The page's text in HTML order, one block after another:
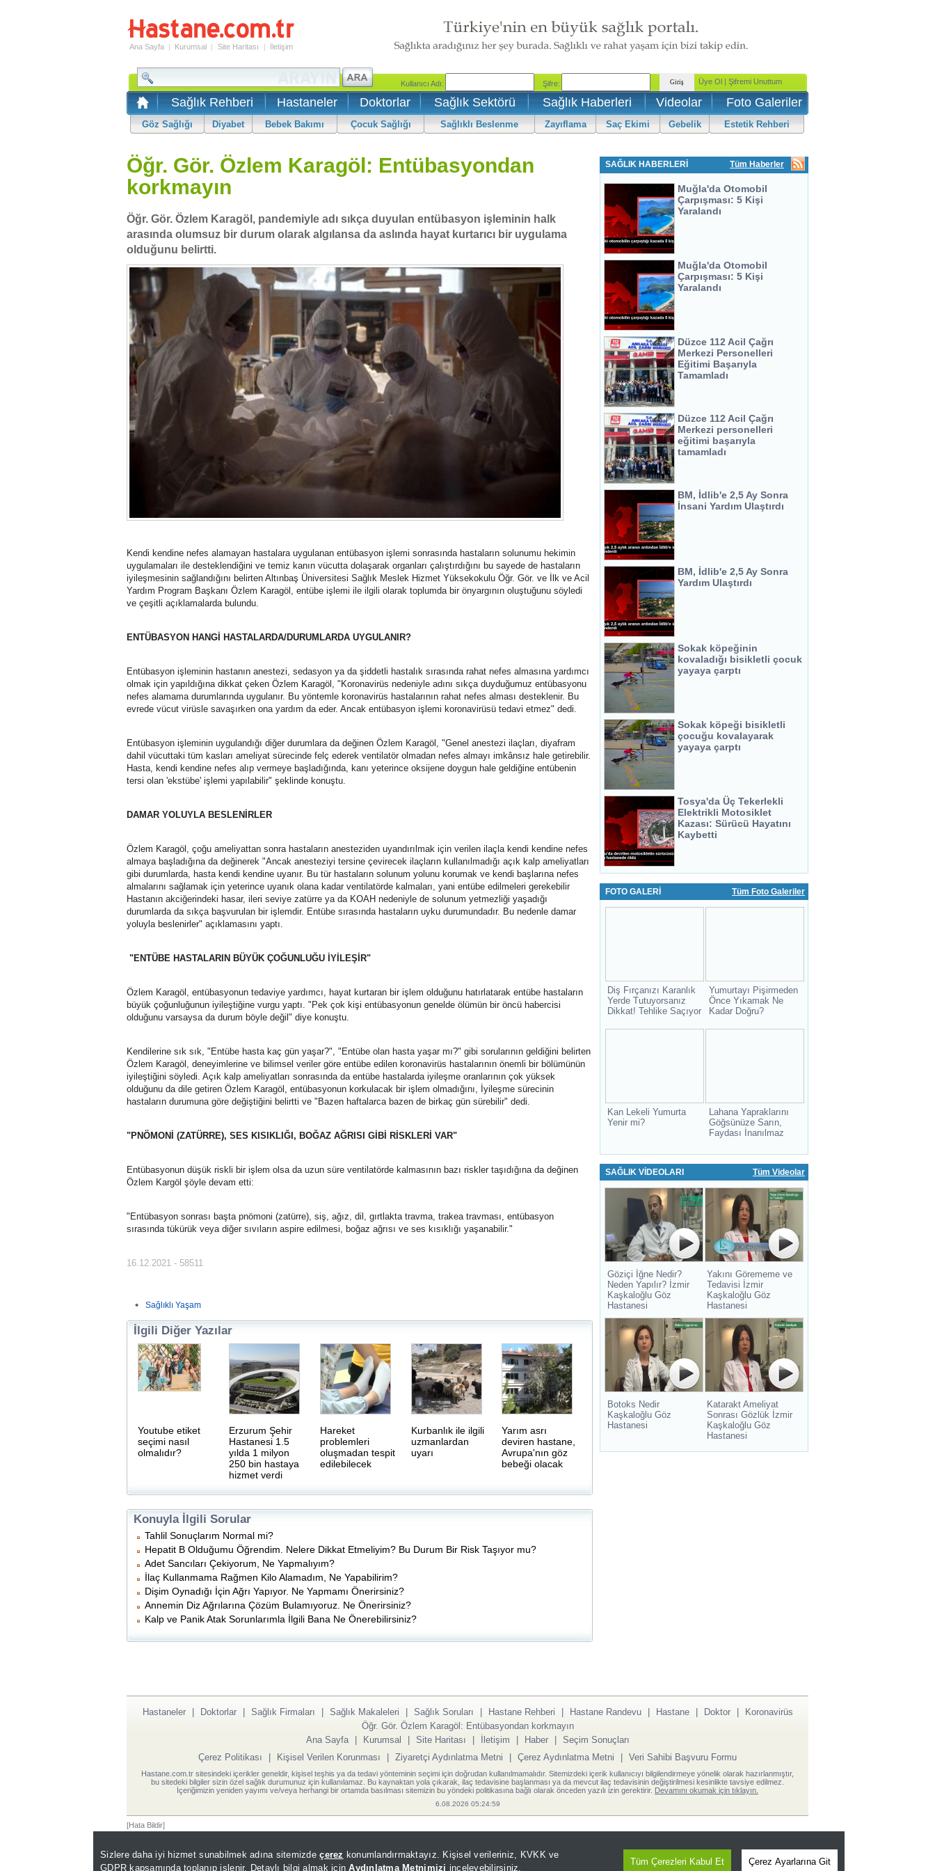
Sizlere daha iyi hizmet sunabilmek adına sitemizdeçerez konumlandırmaktayız. Kişisel verileriniz, KVKK ve
GDPR kapsamında toplanıp işlenir. Detaylı bilgi almak içinAydınlatma Metnimizi inceleyebilirsiniz.
Tüm Çerezleri Kabul Et Çerez Ayarlarına Git
Ana Sayfa | Kurumsal | Site Haritası | İletişim
Sağlık Rehberi Hastaneler Doktorlar Sağlık Sektörü Sağlık Haberleri Videolar Foto Galeriler
Göz Sağlığı Diyabet Bebek Bakımı Çocuk Sağlığı Sağlıklı Beslenme Zayıflama Saç Ekimi Gebelik Estetik Rehberi
Öğr. Gör. Özlem Karagöl: Entübasyondan
korkmayın
Öğr. Gör. Özlem Karagöl, pandemiyle adı sıkça duyulan entübasyon işleminin halk
arasında olumsuz bir durum olarak algılansa da aslında hayat kurtarıcı bir uygulama
olduğunu belirtti.
Kendi kendine nefes alamayan hastalara uygulanan entübasyon işlemi sonrasında hastaların solunumu hekimin
uygulamaları ile desteklendiğini ve temiz kanın vücutta dolaşarak organları çalıştırdığını bu sayede de hastaların
iyileşmesinin sağlandığını belirten Altınbaş Üniversitesi Sağlık Meslek Hizmet Yüksekokulu Öğr. Gör. ve İlk ve Acil
Yardım Program Başkanı Özlem Karagöl, entübe işlemi ile ilgili olarak toplumda bir önyargının oluştuğunu söyledi
ve çeşitli açıklamalarda bulundu.
ENTÜBASYON HANGİ HASTALARDA/DURUMLARDA UYGULANIR?
Entübasyon işleminin hastanın anestezi, sedasyon ya da şiddetli hastalık sırasında rahat nefes almasına yardımcı
olmak için yapıldığına dikkat çeken Özlem Karagöl, "Koronavirüs nedeniyle adını sıkça duyduğumuz entübasyonu
nefes alamama durumlarında uygulanır. Bu yöntemle koronavirüs hastalarının rahat nefes alması desteklenir. Bu
evrede vücut virüsle savaşırken ona yardım da eder. Ancak entübasyon işlemi koronavirüsü tedavi etmez" dedi.
Entübasyon işleminin uygulandığı diğer durumlara da değinen Özlem Karagöl, "Genel anestezi ilaçları, diyafram
dahil vücuttaki tüm kasları ameliyat sürecinde felç ederek ventilatör olmadan nefes almayı imkânsız hale getirebilir.
Hasta, kendi kendine nefes alıp vermeye başladığında, kanı yeterince oksijene doygun hale geldiğine entübenin
tersi olan 'ekstübe' işlemi yapılabilir" şeklinde konuştu.
DAMAR YOLUYLA BESLENİRLER
Özlem Karagöl, çoğu ameliyattan sonra hastaların anesteziden uyandırılmak için verilen ilaçla kendi kendine nefes
almaya başladığına da değinerek "Ancak anesteziyi tersine çevirecek ilaçların kullanılmadığı açık kalp ameliyatları
gibi durumlarda, hasta kendi kendine uyanır. Bu tür hastaların solunum yolunu korumak ve kendi başlarına nefes
almalarını sağlamak için yeterince uyanık olana kadar ventilatörde kalmaları, yani entübe edilmeleri gerekebilir
Hastanın akciğerindeki hasar, ileri seviye zatürre ya da KOAH nedeniyle de solunum yetmezliği yaşadığı
durumlarda da sıkça başvurulan bir işlemdir. Entübe sırasında hastaların uyku durumundadır. Bu nedenle damar
yoluyla beslenirler" açıklamasını yaptı.
"ENTÜBE HASTALARIN BÜYÜK ÇOĞUNLUĞU İYİLEŞİR"
Özlem Karagöl, entübasyonun tedaviye yardımcı, hayat kurtaran bir işlem olduğunu hatırlatarak entübe hastaların
büyük çoğunluğunun iyileştiğine vurgu yaptı. "Pek çok kişi entübasyonun genelde ölümün bir öncü habercisi
olduğunu varsaysa da durum böyle değil" diye konuştu.
Kendilerine sık sık, "Entübe hasta kaç gün yaşar?", "Entübe olan hasta yaşar mı?" gibi sorularının geldiğini belirten
Özlem Karagöl, deneyimlerine ve bilimsel veriler göre entübe edilen koronavirüs hastalarının önemli bir bölümünün
iyileştiğini söyledi. Açık kalp ameliyatları sonrasında da entübe hastalarda iyileşme oranlarının çok yüksek
olduğunu da dile getiren Özlem Karagöl, entübasyonun korkulacak bir işlem olmadığını, İyileşme sürecinin
hastaların durumuna göre değiştiğini belirtti ve "Bazen haftalarca bazen de birkaç gün sürebilir" dedi.
"PNÖMONİ (ZATÜRRE), SES KISIKLIĞI, BOĞAZ AĞRISI GİBİ RİSKLERİ VAR"
Entübasyonun düşük riskli bir işlem olsa da uzun süre ventilatörde kalmasının bazı riskler taşıdığına da değinen
Özlem Kargöl şöyle devam etti:
"Entübasyon sonrası başta pnömoni (zatürre), siş, ağız, dil, gırtlakta travma, trakea travması, entübasyon
sırasında tükürük veya diğer sıvıların aspire edilmesi, boğaz ağrısı ve ses kısıklığı yaşanabilir."
16.12.2021 - 58511
Sağlıklı Yaşam
İlgili Diğer Yazılar
Youtube etiket
seçimi nasıl
olmalıdır?
Erzurum Şehir
Hastanesi 1.5
yılda 1 milyon
250 bin hastaya
hizmet verdi
Hareket
problemleri
oluşmadan tespit
edilebilecek
Kurbanlık ile ilgili
uzmanlardan
uyarı
Yarım asrı
deviren hastane,
Avrupa'nın göz
bebeği olacak
Konuyla İlgili Sorular
Tahlil Sonuçlarım Normal mi?
Hepatit B Olduğumu Öğrendim. Nelere Dikkat Etmeliyim? Bu Durum Bir Risk Taşıyor mu?
Adet Sancıları Çekiyorum, Ne Yapmalıyım?
İlaç Kullanmama Rağmen Kilo Alamadım, Ne Yapabilirim?
Dişim Oynadığı İçin Ağrı Yapıyor. Ne Yapmamı Önerirsiniz?
Annemin Diz Ağrılarına Çözüm Bulamıyoruz. Ne Önerirsiniz?
Kalp ve Panik Atak Sorunlarımla İlgili Bana Ne Önerebilirsiniz?
SAĞLIK HABERLERİ Tüm Haberler
Muğla'da Otomobil
Çarpışması: 5 Kişi
Yaralandı
Muğla'da Otomobil
Çarpışması: 5 Kişi
Yaralandı
Düzce 112 Acil Çağrı
Merkezi Personelleri
Eğitimi Başarıyla
Tamamladı
Düzce 112 Acil Çağrı
Merkezi personelleri
eğitimi başarıyla
tamamladı
BM, İdlib'e 2,5 Ay Sonra
İnsani Yardım Ulaştırdı
BM, İdlib'e 2,5 Ay Sonra
Yardım Ulaştırdı
Sokak köpeğinin
kovaladığı bisikletli çocuk
yayaya çarptı
Sokak köpeği bisikletli
çocuğu kovalayarak
yayaya çarptı
Tosya'da Üç Tekerlekli
Elektrikli Motosiklet
Kazası: Sürücü Hayatını
Kaybetti
FOTO GALERİ Tüm Foto Galeriler
Diş Fırçanızı Karanlık
Yerde Tutuyorsanız
Dikkat! Tehlike Saçıyor
Yumurtayı Pişirmeden
Önce Yıkamak Ne
Kadar Doğru?
Kan Lekeli Yumurta
Yenir mi?
Lahana Yapraklarını
Göğsünüze Sarın,
Faydası İnanılmaz
SAĞLIK VİDEOLARI Tüm Videolar
Göziçi İğne Nedir?
Neden Yapılır? İzmir
Kaşkaloğlu Göz
Hastanesi
Yakını Görememe ve
Tedavisi İzmir
Kaşkaloğlu Göz
Hastanesi
Botoks Nedir
Kaşkaloğlu Göz
Hastanesi
Katarakt Ameliyat
Sonrası Gözlük İzmir
Kaşkaloğlu Göz
Hastanesi
Hastaneler | Doktorlar | Sağlık Firmaları | Sağlık Makaleleri | Sağlık Soruları | Hastane Rehberi | Hastane Randevu | Hastane | Doktor |
Koronavirüs
Öğr. Gör. Özlem Karagöl: Entübasyondan korkmayın
Ana Sayfa
| Kurumsal | Site Haritası | İletişim | Haber | Seçim Sonuçları
Çerez Politikası
| Kişisel Verilen Korunması | Ziyaretçi Aydınlatma Metni | Çerez Aydınlatma Metni | Veri Sahibi Başvuru Formu
Hastane.com.tr sitesindeki içerikler geneldir, kişisel teşhis ya da tedavi yönteminin seçimi için doğrudan kullanılmamalıdır. Sitemizdeki içerik kullanıcıyı bilgilendirmeye yönelik olarak hazırlanmıştır,
bu sitedeki bilgiler sizin özel sağlık durumunuz için kullanılamaz. Bu kaynaktan yola çıkarak, ilaç tedavisine başlanması ya da mevcut ilaç tedavisinin değiştirilmesi kesinlikte tavsiye edilmez.
İçeriğimizin yeniden yayımı ve/veya herhangi bir ortamda basılması sitemizin bu yöndeki politikasına bağlı olarak önceden yazılı izin gerektirir. Devamını okumak için tıklayın.
6.08.2026 05:24:59
[Hata Bildir]